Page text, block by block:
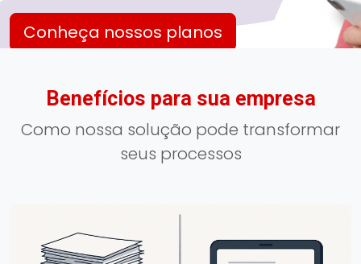
Conheça nossos planos
Benefícios para sua empresa
Como nossa solução pode transformar
seus processos